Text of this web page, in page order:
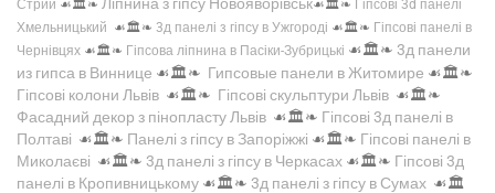
Стрий ☙🏛️❧ ☙🏛️❧ Гіпсові 3d панелі
Хмельницький ☙🏛️❧ 3д панелі з гіпсу в Ужгороді ☙🏛️❧ Гіпсові панелі в
Чернівцях ☙🏛️❧ Гіпсова ліпнина в Пасіки-Зубрицькі ☙🏛️❧ 3д панели
из гипса в Виннице ☙🏛️❧ Гипсовые панели в Житомире ☙🏛️❧
Гіпсові колони Львів ☙🏛️❧ Гіпсові скульптури Львів ☙🏛️❧
Фасадний декор з пінопласту Львів ☙🏛️❧ Гіпсові 3д панелі в
Полтаві ☙🏛️❧ Панелі з гіпсу в Запоріжжі ☙🏛️❧ Гіпсові панелі в
Миколаєві ☙🏛️❧ 3д панелі з гіпсу в Черкасах ☙🏛️❧ Гіпсові 3д
панелі в Кропивницькому ☙🏛️❧ 3д панелі з гіпсу в Сумах ☙🏛️